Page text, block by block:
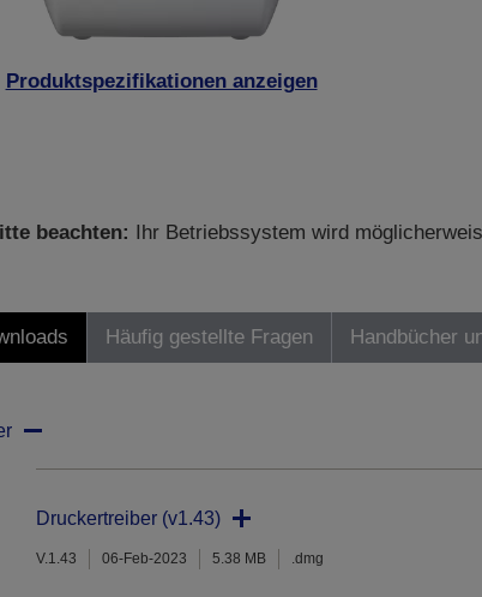
Produktspezifikationen anzeigen
beachten:
Ihr Betriebssystem wird
Häufig gestellte Fragen Handbücher
Druckertreiber (v1.43)
V.1.43 06-Feb-2023 5.38 MB .dmg